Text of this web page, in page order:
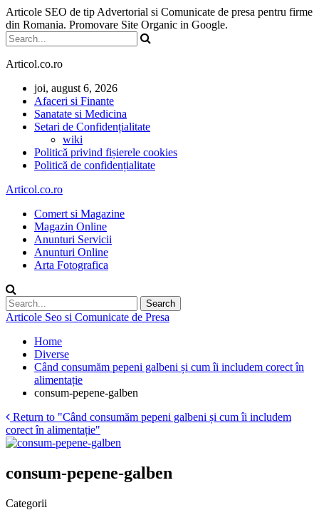
Articole SEO de tip Advertorial si Comunicate de presa pentru firme
din Romania. Promovare Site Organic in Google.
Articol.co.ro
joi, august 6, 2026
Afaceri si Finante
Sanatate si Medicina
Setari de Confidențialitate
wiki
Politică privind fișierele cookies
Politică de confidențialitate
Articol.co.ro
Comert si Magazine
Magazin Online
Anunturi Servicii
Anunturi Online
Arta Fotografica
Articole Seo si Comunicate de Presa
Home
Diverse
Când consumăm pepeni galbeni și cum îi includem corect în
alimentație
consum-pepene-galben
Return to "Când consumăm pepeni galbeni și cum îi includem
corect în alimentație"
consum-pepene-galben
Categorii